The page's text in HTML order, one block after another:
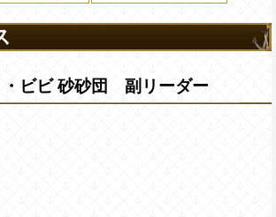
・ビビ 砂砂団 副リーダー